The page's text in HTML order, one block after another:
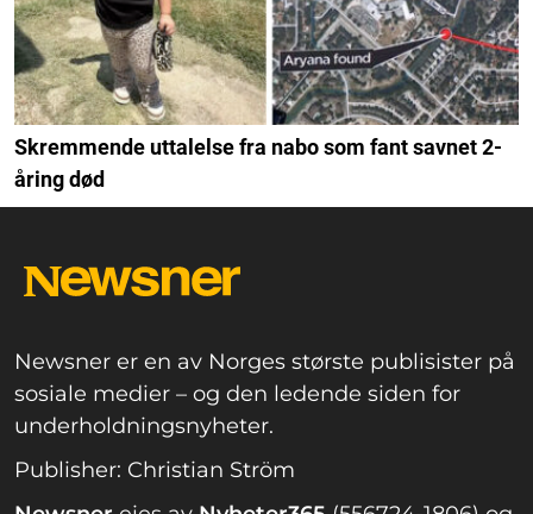
Skremmende uttalelse fra nabo som fant savnet 2-
åring død
Newsner er en av Norges største publisister på
sosiale medier – og den ledende siden for
underholdningsnyheter.
Publisher: Christian Ström